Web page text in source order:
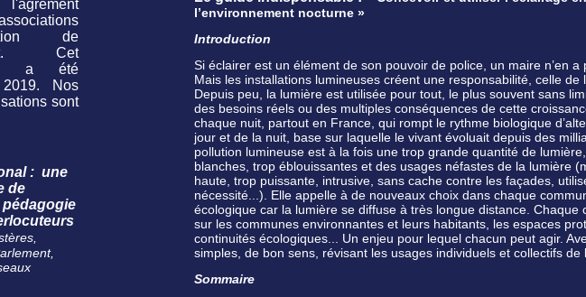
de
Cet
a été
Nos
sont
: une
de
l’environnement nocturne »
Introduction
Si éclairer est un élément de son pouvoir de police, un maire n’en a
Mais les installations lumineuses créent une responsabilité, celle de
Depuis peu, la lumière est utilisée pour tout, le plus souvent sans
des besoins réels ou des multiples conséquences de cette
chaque nuit, partout en France, qui rompt le rythme biologique
jour et de la nuit, base sur laquelle le vivant évoluait depuis des
pollution lumineuse est à la fois une trop grande quantité de
blanches, trop éblouissantes et des usages néfastes de la lumière
haute, trop puissante, intrusive, sans cache contre les façades,
nécessité...). Elle appelle à de nouveaux choix dans chaque
écologique car la lumière se diffuse à très longue distance. Chaque
sur les communes environnantes et leurs habitants, les espaces
continuités écologiques... Un enjeu pour lequel chacun peut agir.
simples, de bon sens, révisant les usages individuels et collectifs de
Sommaire